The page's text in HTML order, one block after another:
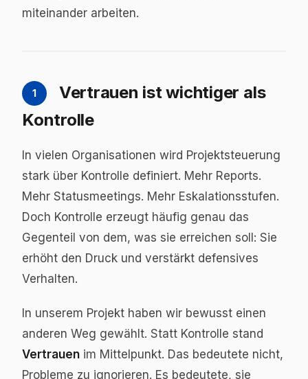
miteinander arbeiten.
1
Vertrauen ist wichtiger als
Kontrolle
In vielen Organisationen wird Projektsteuerung
stark über Kontrolle definiert. Mehr Reports.
Mehr Statusmeetings. Mehr Eskalationsstufen.
Doch Kontrolle erzeugt häufig genau das
Gegenteil von dem, was sie erreichen soll: Sie
erhöht den Druck und verstärkt defensives
Verhalten.
In unserem Projekt haben wir bewusst einen
anderen Weg gewählt. Statt Kontrolle stand
Vertrauen im Mittelpunkt. Das bedeutete nicht,
Probleme zu ignorieren. Es bedeutete, sie